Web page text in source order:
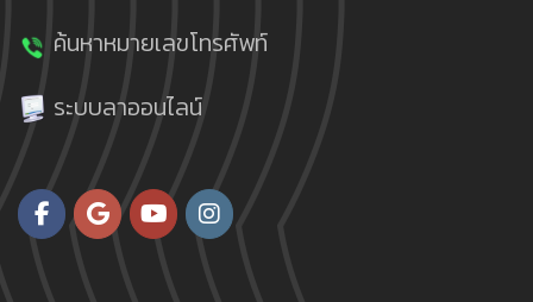
ค้นหาหมายเลขโทรศัพท์
ระบบลาออนไลน์